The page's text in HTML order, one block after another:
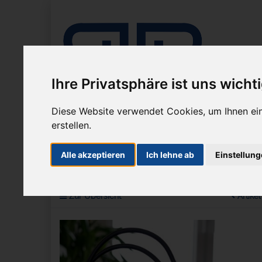
Ihre Privatsphäre ist uns
Diese Website verwendet Cookies, um Ihnen
erstellen.
Alle akzeptieren Ich lehne ab
Unternehmen Mikroskope
Sie sind hier: Beleuchtung
Zur Übersicht Artikel